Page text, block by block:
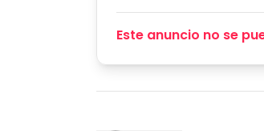
Este anuncio no se